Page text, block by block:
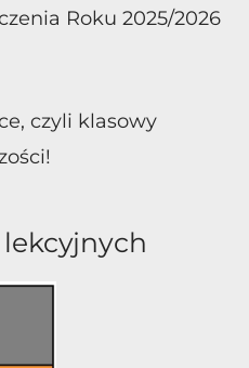
Roku 2025/2026
czyli klasowy